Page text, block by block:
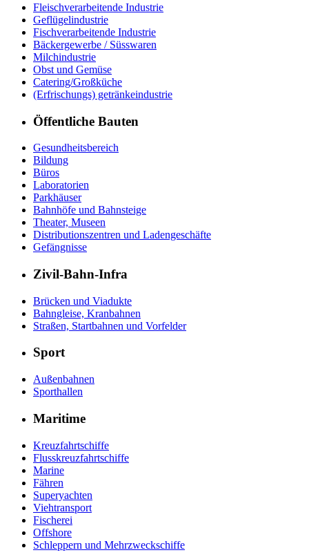
Fleischverarbeitende Industrie
Geflügelindustrie
Fischverarbeitende Industrie
Bäckergewerbe / Süsswaren
Milchindustrie
Obst und Gemüse
Catering/Großküche
(Erfrischungs) getränkeindustrie
Öffentliche Bauten
Gesundheitsbereich
Bildung
Büros
Laboratorien
Parkhäuser
Bahnhöfe und Bahnsteige
Theater, Museen
Distributionszentren und Ladengeschäfte
Gefängnisse
Zivil-Bahn-Infra
Brücken und Viadukte
Bahngleise, Kranbahnen
Straßen, Startbahnen und Vorfelder
Sport
Außenbahnen
Sporthallen
Maritime
Kreuzfahrtschiffe
Flusskreuzfahrtschiffe
Marine
Fähren
Superyachten
Viehtransport
Fischerei
Offshore
Schleppern und Mehrzweckschiffe